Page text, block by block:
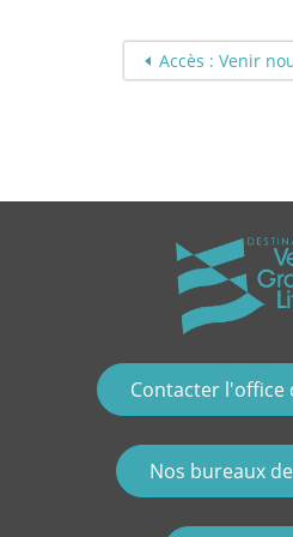
Accès : Venir
Contacter l'office
Nos bureaux